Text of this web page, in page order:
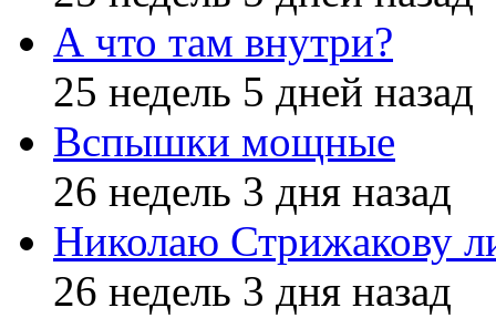
А что там внутри?
25 недель 5 дней назад
Вспышки мощные
26 недель 3 дня назад
Николаю Стрижакову
26 недель 3 дня назад